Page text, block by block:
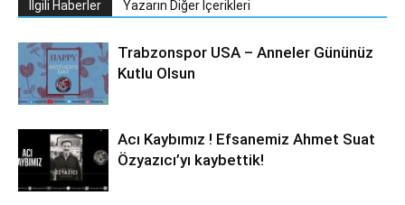
İlgili Haberler Yazarın Diğer İçerikleri
Trabzonspor USA – Anneler Gününüz
Kutlu Olsun
Acı Kaybımız ! Efsanemiz Ahmet Suat
Özyazıcı’yı kaybettik!